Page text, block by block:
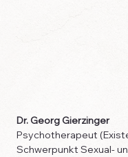
Dr. Georg Gierzinger
Psychotherapeut
Schwerpunkt Sexual-